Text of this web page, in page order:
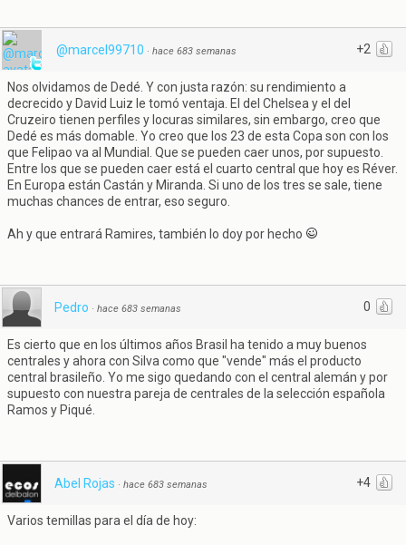
+2
@marcel99710 · hace 683 semanas
Nos olvidamos de Dedé. Y con justa razón: su rendimiento a
decrecido y David Luiz le tomó ventaja. El del Chelsea y el del
Cruzeiro tienen perfiles y locuras similares, sin embargo, creo que
Dedé es más domable. Yo creo que los 23 de esta Copa son con los
que Felipao va al Mundial. Que se pueden caer unos, por supuesto.
Entre los que se pueden caer está el cuarto central que hoy es Réver.
En Europa están Castán y Miranda. Si uno de los tres se sale, tiene
muchas chances de entrar, eso seguro.
Ah y que entrará Ramires, también lo doy por hecho
0
Pedro · hace 683 semanas
Es cierto que en los últimos años Brasil ha tenido a muy buenos
centrales y ahora con Silva como que "vende" más el producto
central brasileño. Yo me sigo quedando con el central alemán y por
supuesto con nuestra pareja de centrales de la selección española
Ramos y Piqué.
+4
Abel Rojas · hace 683 semanas
Varios temillas para el día de hoy: